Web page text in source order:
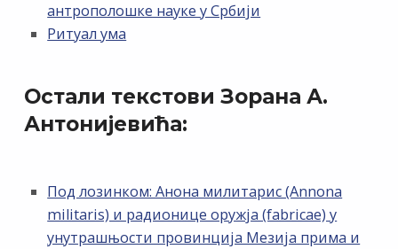
антрополошке науке у Србији
Ритуал ума
Остали текстови Зорана А.
Антонијевића:
Под лозинком: Анона милитарис (Annona
militaris) и радионице оружја (fabricae) у
унутрашњости провинција Мезија прима и